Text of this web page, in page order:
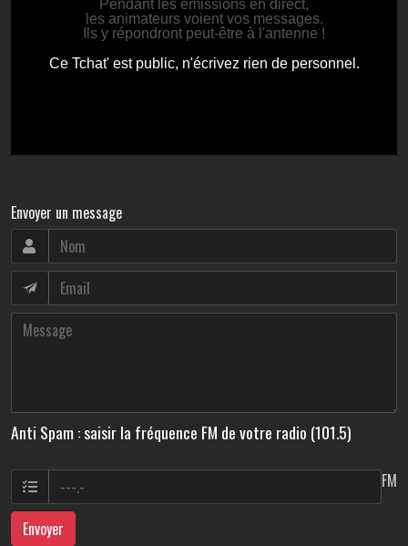
Envoyer un message
Anti Spam : saisir la fréquence FM de votre radio (101.5)
FM
Envoyer